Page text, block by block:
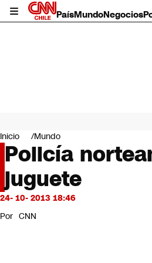
PaísMundoNegocios
Mundo
Negocios
Deportes
Programas completos
Cultura
Servicios
Bits
CNN Data
Inicio Mundo
Policía
juguete
24- 10- 2013 18:46
Por CNN